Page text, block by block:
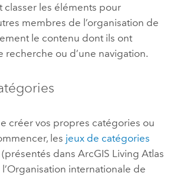
classer les éléments pour
membres de l’organisation de
le contenu dont ils ont
recherche ou d’une navigation.
créer vos propres catégories ou
les jeux de catégories
(présentés dans ArcGIS Living Atlas
l’Organisation internationale de